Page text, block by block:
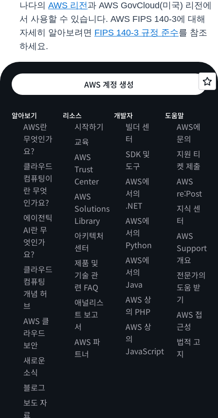
나다의 AWS 리전과 AWS GovCloud(미국) 리전에
서 사용할 수 있습니다. AWS FIPS 140-3에 대해
자세히 알아보려면 FIPS 140-3 규정 준수를 참조
하세요.
AWS 계정 생성
알아보기
AWS란
무엇인가
요?
클라우드
컴퓨팅이
란 무엇
인가요?
에이전틱
AI란 무
엇인가
요?
클라우드
컴퓨팅
개념 허
브
AWS 클
라우드
보안
새로운
소식
블로그
보도 자
료
리소스
시작하기
교육
AWS
Trust
Center
AWS
Solutions
Library
아키텍처
센터
제품 및
기술 관
련 FAQ
애널리스
트 보고
서
AWS 파
트너
개발자
빌더 센
터
SDK 및
도구
AWS에
서의
.NET
AWS에
서의
Python
AWS에
서의
Java
AWS 상
의 PHP
AWS 상
의
JavaScript
도움말
AWS에
문의
지원 티
켓 제출
AWS
re:Post
지식 센
터
AWS
Support
개요
전문가의
도움 받
기
AWS 접
근성
법적 고
지